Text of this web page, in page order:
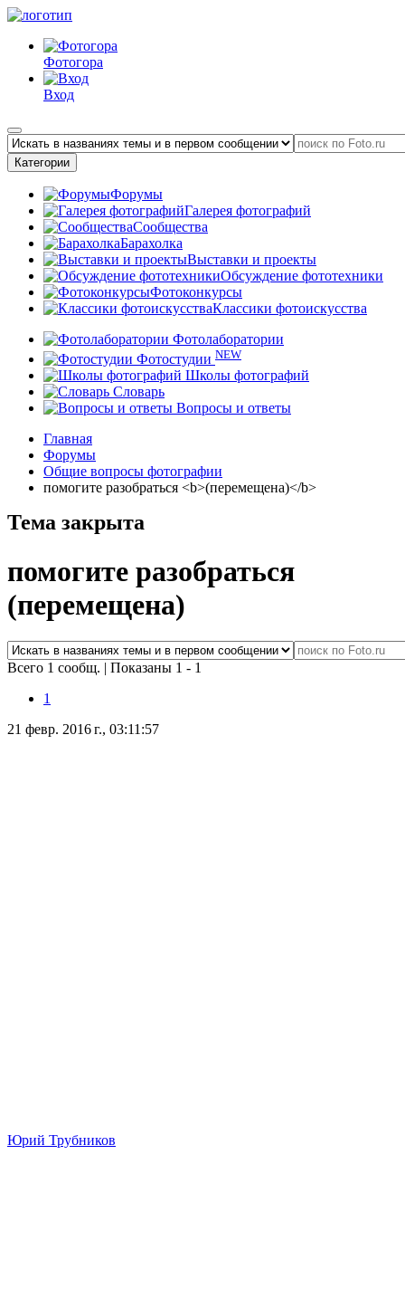
Фотогора
Вход
Категории
Форумы
Галерея фотографий
Сообщества
Барахолка
Выставки и проекты
Обсуждение фототехники
Фотоконкурсы
Классики фотоискусства
Фотолаборатории
Фотостудии NEW
Школы фотографий
Словарь
Вопросы и ответы
Главная
Форумы
Общие вопросы фотографии
помогите разобраться <b>(перемещена)</b>
Тема закрыта
помогите разобраться
(перемещена)
Всего 1 сообщ. | Показаны 1 - 1
1
21 февр. 2016 г., 03:11:57
Юрий Трубников